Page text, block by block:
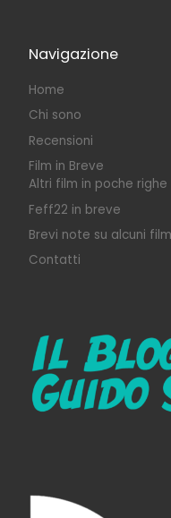
Navigazione
Home
Chi sono
Recensioni
Film in Breve
Altri film in poche righe
Feff22 in breve
Brevi note su alcuni
Contatti